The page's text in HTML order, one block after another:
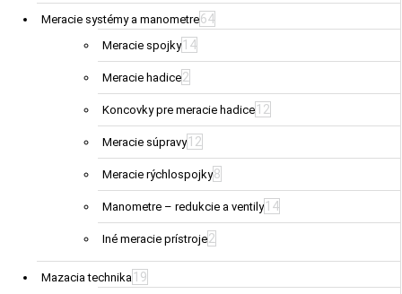
Meracie systémy a manometre64
Meracie spojky 14
Meracie hadice2
Koncovky pre meracie hadice 12
Meracie súpravy 12
Meracie rýchlospojky8
Manometre – redukcie a ventily 14
Iné meracie prístroje2
Mazacia technika 19